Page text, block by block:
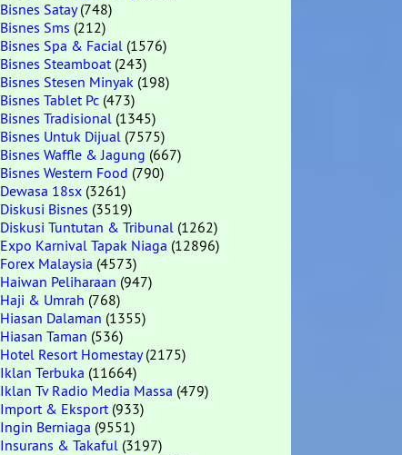
Bisnes Satay(748)
Bisnes Sms (212)
Bisnes Spa & Facial (1576)
Bisnes Steamboat(243)
Bisnes Stesen Minyak (198)
Bisnes Tablet Pc (473)
Bisnes Tradisional (1345)
Bisnes Untuk Dijual (7575)
Bisnes Waffle & Jagung (667)
Bisnes Western Food (790)
Dewasa 18sx (3261)
Diskusi Bisnes (3519)
Diskusi Tuntutan & Tribunal (1262)
Expo Karnival Tapak Niaga (12896)
Forex Malaysia (4573)
Haiwan Peliharaan (947)
Haji & Umrah (768)
Hiasan Dalaman (1355)
Hiasan Taman (536)
Hotel Resort Homestay(2175)
Iklan Terbuka (11664)
Iklan Tv Radio Media Massa (479)
Import & Eksport(933)
Ingin Berniaga (9551)
Insurans & Takaful (3197)